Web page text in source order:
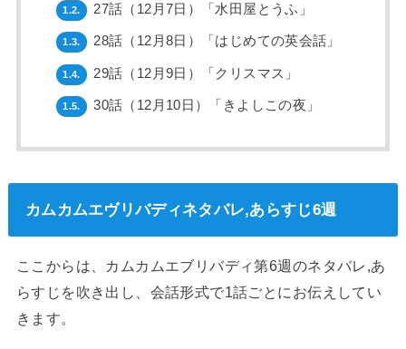
1.2. 27話（12月7日）「水田屋とうふ」
1.3. 28話（12月8日）「はじめての英会話」
1.4. 29話（12月9日）「クリスマス」
1.5. 30話（12月10日）「きよしこの夜」
カムカムエヴリバディネタバレ,あらすじ6週
ここからは、カムカムエブリバディ第6週のネタバレ,あ
らすじを吹き出し、会話形式で1話ごとにお伝えしてい
きます。